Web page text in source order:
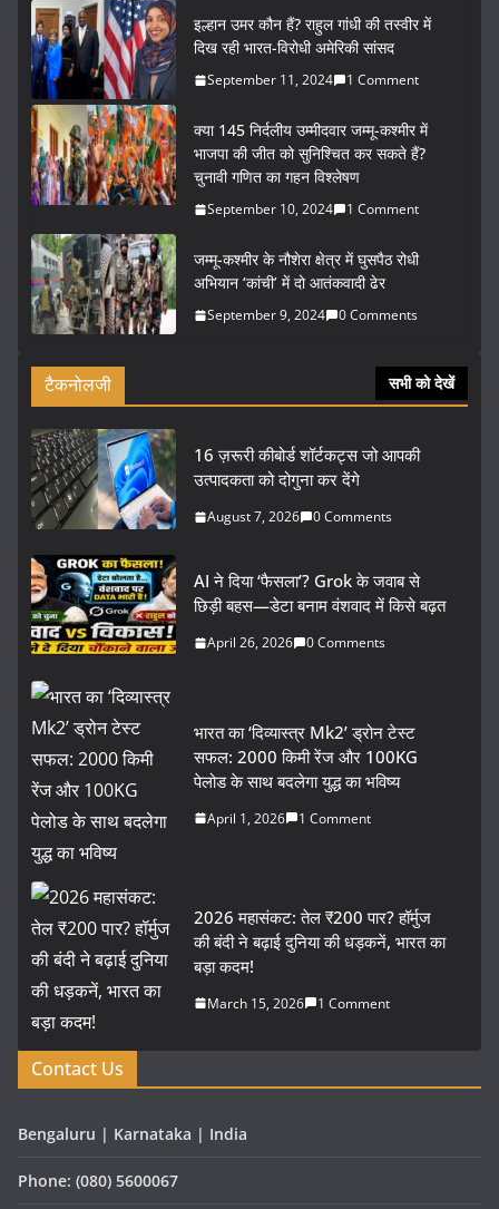
इल्हान उमर कौन हैं? राहुल गांधी की तस्वीर में
दिख रही भारत-विरोधी अमेरिकी सांसद
September 11, 2024 1 Comment
क्या 145 निर्दलीय उम्मीदवार जम्मू-कश्मीर में
भाजपा की जीत को सुनिश्चित कर सकते हैं?
चुनावी गणित का गहन विश्लेषण
September 10, 2024 1 Comment
जम्मू-कश्मीर के नौशेरा क्षेत्र में घुसपैठ रोधी
अभियान ‘कांची’ में दो आतंकवादी ढेर
September 9, 2024 0 Comments
टैकनोलजी सभी को देखें
16 ज़रूरी कीबोर्ड शॉर्टकट्स जो आपकी
उत्पादकता को दोगुना कर देंगे
August 7, 2026 0 Comments
AI ने दिया ‘फैसला’? Grok के जवाब से
छिड़ी बहस—डेटा बनाम वंशवाद में किसे बढ़त
April 26, 2026 0 Comments
भारत का ‘दिव्यास्त्र Mk2’ ड्रोन टेस्ट
सफल: 2000 किमी रेंज और 100KG
पेलोड के साथ बदलेगा युद्ध का भविष्य
April 1, 2026 1 Comment
2026 महासंकट: तेल ₹200 पार? हॉर्मुज
की बंदी ने बढ़ाई दुनिया की धड़कनें, भारत का
बड़ा कदम!
March 15, 2026 1 Comment
Contact Us
Bengaluru | Karnataka | India
Phone: (080) 5600067